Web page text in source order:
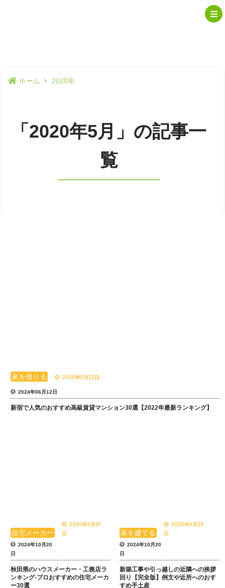
ホーム 2020年
「2020年5月」の記事一
覧
家を借りる 2020年5月22日
2024年06月12日
新宿で人気のおすすめ高級賃貸マンション30選【2022年最新ランキング】
住宅メーカー
2020年5月21
日
2024年10月20
日
秋田県のハウスメーカー・工務店ラ
ンキング-プロおすすめの住宅メーカ
ー30選
家を建てる
2020年5月20
日
2024年10月20
日
新築工事や引っ越しの近隣への挨拶
回り【完全版】例文や近所へのおす
すめ手土産